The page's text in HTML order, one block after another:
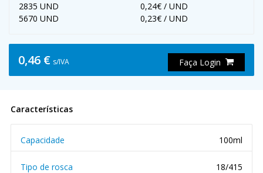
2835 UND
0,24€ / UND
5670 UND
0,23€ / UND
0,46 € s/IVA Faça Login
Características
Capacidade 100ml
Tipo de rosca 18/415